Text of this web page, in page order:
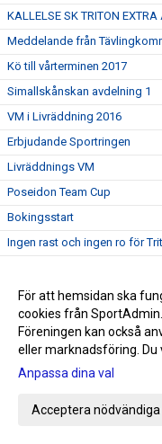
KALLELSE SK TRITON EXTRA
Meddelande från
Kö till vårterminen 2017
Simallskånskan avdelning 1
VM i Livräddning 2016
Erbjudande Sportringen
Livräddnings VM
Poseidon Team Cup
Bokingsstart
Ingen rast och ingen ro för
Prel tävlingskalender aug-sep
Hälsningar från Rio del 8
Hälsningar från Rio del 7
Hälsningar från Rio del 6
Hälsningar från Rio del 4
För att hemsidan ska
cookies från
Föreningen kan också
eller marknadsföring. Du
Anpassa dina val
Acceptera nödvändiga